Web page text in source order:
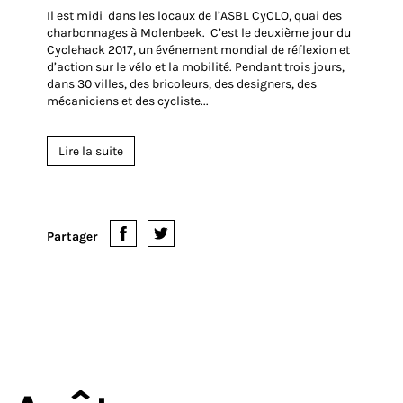
Il est midi dans les locaux de l’ASBL CyCLO, quai des
charbonnages à Molenbeek. C’est le deuxième jour du
Cyclehack 2017, un événement mondial de réflexion et
d’action sur le vélo et la mobilité. Pendant trois jours,
dans 30 villes, des bricoleurs, des designers, des
mécaniciens et des cycliste...
Lire la suite
Partager